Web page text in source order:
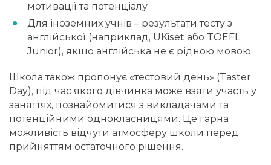
мотивації та потенціалу.
Для іноземних учнів – результати тесту з
англійської (наприклад, UKiset або TOEFL
Junior), якщо англійська не є рідною мовою.
Школа також пропонує «тестовий день» (Taster
Day), під час якого дівчинка може взяти участь у
заняттях, познайомитися з викладачами та
потенційними однокласницями. Це гарна
можливість відчути атмосферу школи перед
прийняттям остаточного рішення.